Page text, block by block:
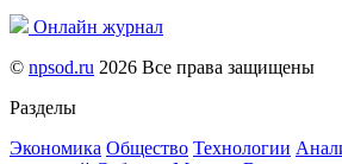
Онлайн журнал
© npsod.ru 2026 Все права защищены
Разделы
Экономика Общество Технологии